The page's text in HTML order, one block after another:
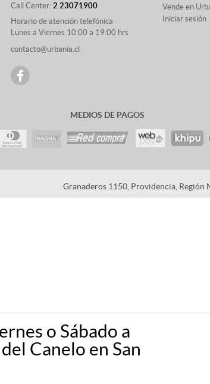
Call Center: 2 23071900
Horario de atención telefónica
Lunes a Viernes 10:00 a 19:00 hrs
contacto@urbania.cl
Vende en
Iniciar sesión
MEDIOS DE PAGOS
Granaderos 1150, Providencia,
o Sábado a
Canelo en San